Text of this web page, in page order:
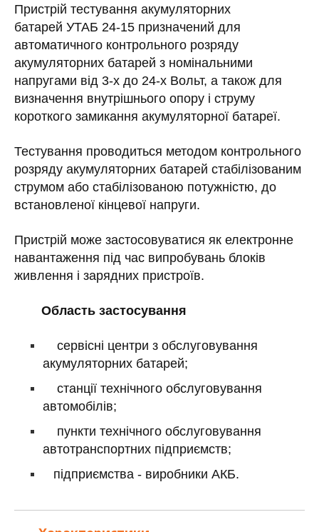
Пристрій тестування акумуляторних
батарей УТАБ 24-15 призначений для
автоматичного контрольного розряду
акумуляторних батарей з номінальними
напругами від 3-х до 24-х Вольт, а також для
визначення внутрішнього опору і струму
короткого замикання акумуляторної батареї.
Тестування проводиться методом контрольного
розряду акумуляторних батарей стабілізованим
струмом або стабілізованою потужністю, до
встановленої кінцевої напруги.
Пристрій може застосовуватися як електронне
навантаження під час випробувань блоків
живлення і зарядних пристроїв.
Область застосування
сервісні центри з обслуговування
акумуляторних батарей;
станції технічного обслуговування
автомобілів;
пункти технічного обслуговування
автотранспортних підприємств;
підприємства - виробники АКБ.